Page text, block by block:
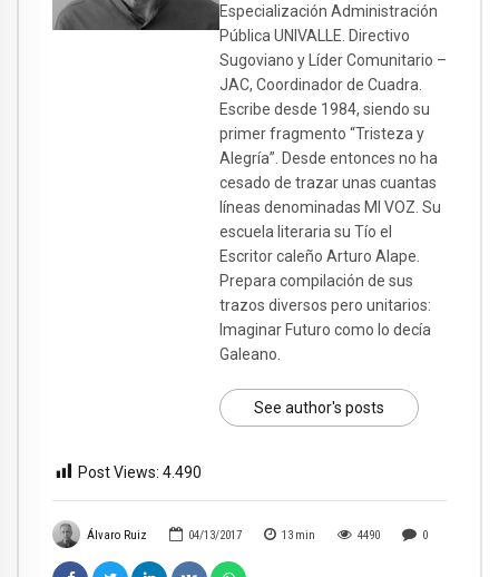
Álvaro Ruiz 04/13/2017 13 min 4490 0
Especialización Administración
Pública UNIVALLE. Directivo
Sugoviano y Líder Comunitario –
JAC, Coordinador de Cuadra.
Escribe desde 1984, siendo su
primer fragmento “Tristeza y
Alegría”. Desde entonces no ha
cesado de trazar unas cuantas
líneas denominadas MI VOZ. Su
escuela literaria su Tío el
Escritor caleño Arturo Alape.
Prepara compilación de sus
trazos diversos pero unitarios:
Imaginar Futuro como lo decía
Galeano.
See author's posts
Post Views: 4.490